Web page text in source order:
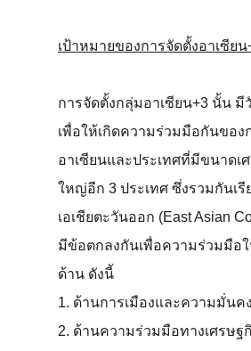
เป้าหมายของการจัดตั้งอาเซียน
การจัดตั้งกลุ่มอาเซียน+3 นั้น มี
เพื่อให้เกิดความร่วมมือกันของ
อาเซียนและประเทศที่มีขนาดเ
ใหญ่อีก 3 ประเทศ ซึ่งรวมกันเ
เอเชียตะวันออก (East Asian
มีข้อตกลงกันเพื่อความร่วมมือ
ด้าน ดังนี้
1. ด้านการเมืองและความมั่นคง
2. ด้านความร่วมมือทางเศรษฐ